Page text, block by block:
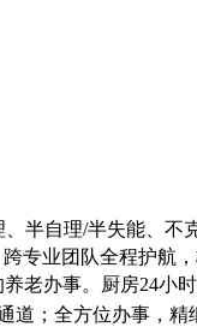
半自理/半失能、不
业团队全程护航
老办事。厨房24小
；全方位办事，